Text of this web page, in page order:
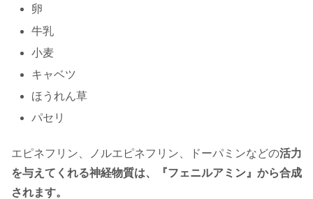
卵
牛乳
小麦
キャベツ
ほうれん草
パセリ
エピネフリン、ノルエピネフリン、ドーパミンなどの活力
を与えてくれる神経物質は、『フェニルアミン』から合成
されます。